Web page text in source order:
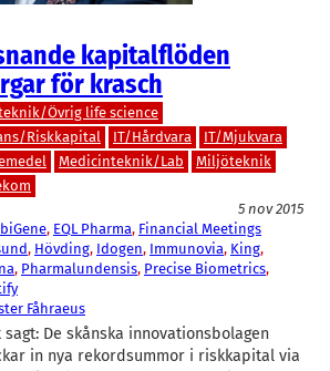
kapitalflöden
för krasch
Övrig life science
Riskkapital
IT/Hårdvara
IT/Mjukvara
Medicinteknik/Lab
Miljöteknik
5 nov 2015
, EQL Pharma, Financial Meetings
, Hövding, Idogen, Immunovia, King
, Pharmalundensis, Precise Biometrics
Fåhraeus
sagt: De skånska innovationsbolagen
in nya rekordsummor i riskkapital via